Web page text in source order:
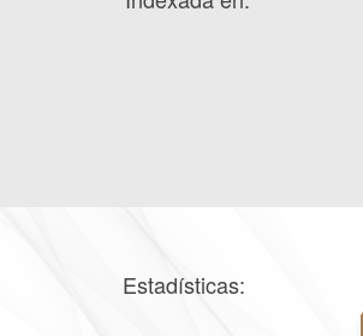
Estadísticas: